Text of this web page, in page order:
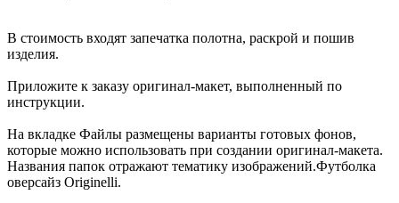
В стоимость входят запечатка полотна, раскрой и пошив
изделия.
Приложите к заказу оригинал-макет, выполненный по
инструкции.
На вкладке Файлы размещены варианты готовых фонов,
которые можно использовать при создании оригинал-макета.
Названия папок отражают тематику изображений.Футболка
оверсайз Originelli.